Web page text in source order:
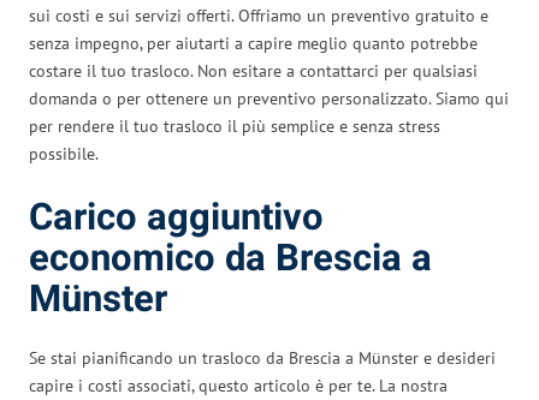
sui costi e sui servizi offerti. Offriamo un preventivo gratuito e
senza impegno, per aiutarti a capire meglio quanto potrebbe
costare il tuo trasloco. Non esitare a contattarci per qualsiasi
domanda o per ottenere un preventivo personalizzato. Siamo qui
per rendere il tuo trasloco il più semplice e senza stress
possibile.
Carico aggiuntivo
economico da Brescia a
Münster
Se stai pianificando un trasloco da Brescia a Münster e desideri
capire i costi associati, questo articolo è per te. La nostra